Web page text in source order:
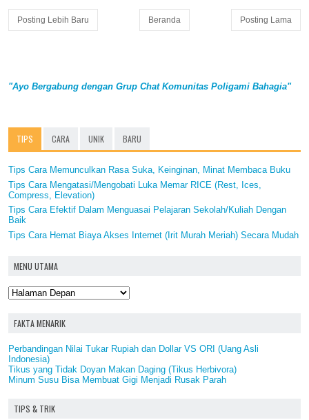
Posting Lebih Baru Posting Lama
Beranda
"Ayo Bergabung dengan Grup Chat Komunitas Poligami Bahagia"
TIPS CARA UNIK BARU
Tips Cara Memunculkan Rasa Suka, Keinginan, Minat Membaca Buku
Tips Cara Mengatasi/Mengobati Luka Memar RICE (Rest, Ices,
Compress, Elevation)
Tips Cara Efektif Dalam Menguasai Pelajaran Sekolah/Kuliah Dengan
Baik
Tips Cara Hemat Biaya Akses Internet (Irit Murah Meriah) Secara Mudah
MENU UTAMA
FAKTA MENARIK
Perbandingan Nilai Tukar Rupiah dan Dollar VS ORI (Uang Asli
Indonesia)
Tikus yang Tidak Doyan Makan Daging (Tikus Herbivora)
Minum Susu Bisa Membuat Gigi Menjadi Rusak Parah
TIPS & TRIK